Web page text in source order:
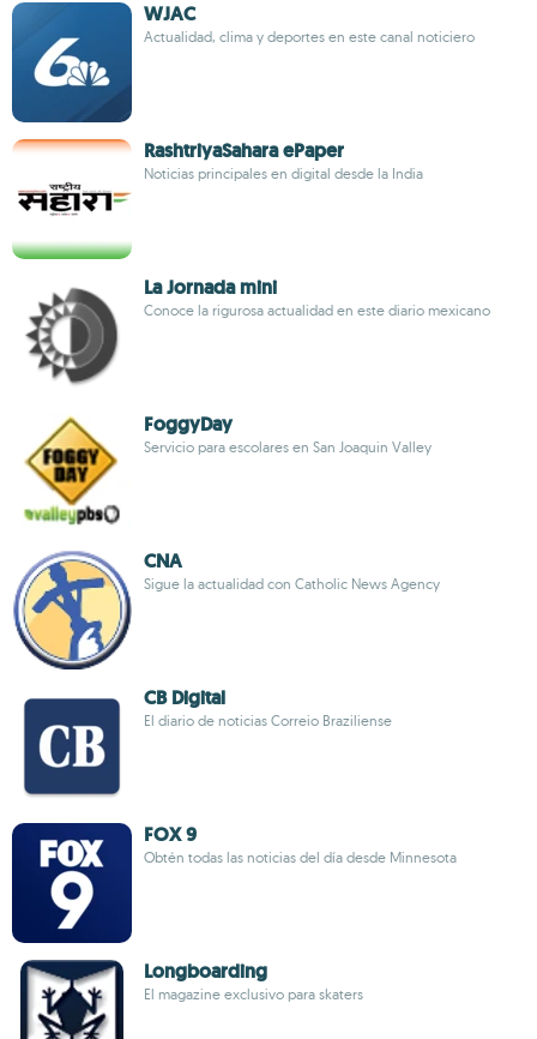
WJAC
Actualidad, clima y deportes en este canal noticiero
RashtriyaSahara ePaper
Noticias principales en digital desde la India
La Jornada mini
Conoce la rigurosa actualidad en este diario mexicano
FoggyDay
Servicio para escolares en San Joaquin Valley
CNA
Sigue la actualidad con Catholic News Agency
CB Digital
El diario de noticias Correio Braziliense
FOX 9
Obtén todas las noticias del día desde Minnesota
Longboarding
El magazine exclusivo para skaters